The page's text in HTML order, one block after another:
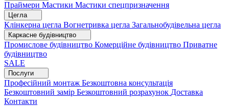
Праймери Мастики Мастики спецпризначення
Цегла
Клінкерна цегла Вогнетривка цегла Загальнобудівельна цегла
Каркасне будівництво
Промислове будівництво Комерційне будівництво Приватне
будівництво
SALE
Послуги
Професійний монтаж Безкоштовна консультація
Безкоштовний замір Безкоштовний розрахунок Доставка
Контакти